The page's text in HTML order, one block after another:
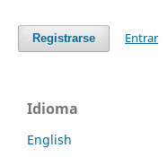
Registrarse Entrar
Idioma
English